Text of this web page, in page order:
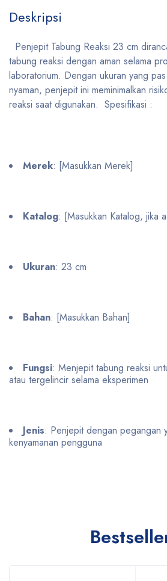
Deskripsi
Penjepit Tabung Reaksi 23 cm
tabung reaksi dengan aman selama
laboratorium. Dengan ukuran yang
nyaman, penjepit ini meminimalkan
reaksi saat digunakan. Spesifikasi :
Merek: [Masukkan Merek]
Katalog: [Masukkan Katalog, jika
Ukuran: 23 cm
Bahan: [Masukkan Bahan]
Fungsi: Menjepit tabung reaksi
atau tergelincir selama eksperimen
Jenis: Penjepit dengan pegangan
kenyamanan pengguna